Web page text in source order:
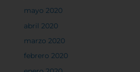
mayo 2020
abril 2020
marzo 2020
febrero 2020
Cookies de funcionalidad
Cookies de rendimiento